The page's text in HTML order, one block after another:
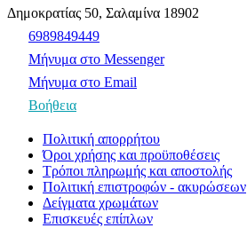
Δημοκρατίας 50, Σαλαμίνα 18902
6989849449
Μήνυμα στο Messenger
Μήνυμα στο Email
Βοήθεια
Πολιτική απορρήτου
Όροι χρήσης και προϋποθέσεις
Τρόποι πληρωμής και αποστολής
Πολιτική επιστροφών - ακυρώσεων
Δείγματα χρωμάτων
Επισκευές επίπλων